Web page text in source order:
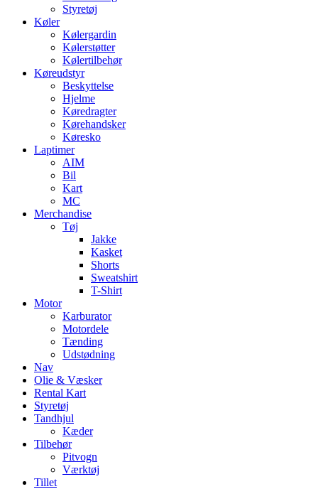
Styretøj
Køler
Kølergardin
Kølerstøtter
Kølertilbehør
Køreudstyr
Beskyttelse
Hjelme
Køredragter
Kørehandsker
Køresko
Laptimer
AIM
Bil
Kart
MC
Merchandise
Tøj
Jakke
Kasket
Shorts
Sweatshirt
T-Shirt
Motor
Karburator
Motordele
Tænding
Udstødning
Nav
Olie & Væsker
Rental Kart
Styretøj
Tandhjul
Kæder
Tilbehør
Pitvogn
Værktøj
Tillet